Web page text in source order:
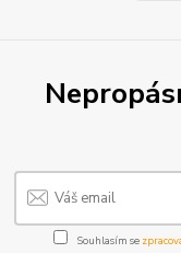
Souhlasím se